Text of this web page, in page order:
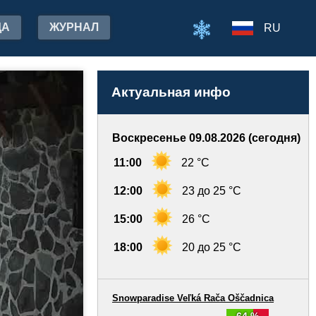
ЖУРНАЛ RU
Актуальная инфо
Воскресенье 09.08.2026 (сегодня)
11:00 22 °C
12:00 23 до 25 °C
15:00 26 °C
18:00 20 до 25 °C
Snowparadise Veľká Rača Oščadnica